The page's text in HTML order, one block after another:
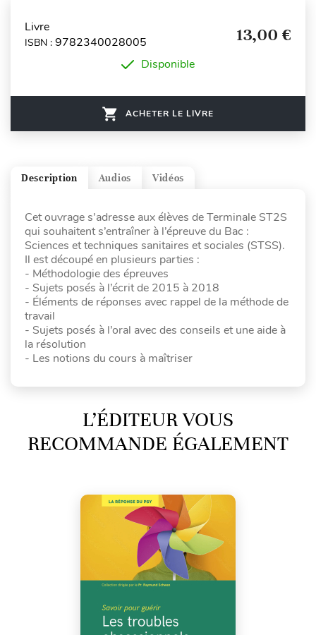
Livre
ISBN : 9782340028005 13,00 €
Disponible
ACHETER LE LIVRE
Vidéos
Audios
Description
Cet ouvrage s’adresse aux élèves de Terminale ST2S
qui souhaitent s’entraîner à l’épreuve du Bac :
Sciences et techniques sanitaires et sociales (STSS).
Il est découpé en plusieurs parties :
- Méthodologie des épreuves
- Sujets posés à l’écrit de 2015 à 2018
- Éléments de réponses avec rappel de la méthode de
travail
- Sujets posés à l’oral avec des conseils et une aide à
la résolution
- Les notions du cours à maîtriser
L’ÉDITEUR VOUS
RECOMMANDE ÉGALEMENT